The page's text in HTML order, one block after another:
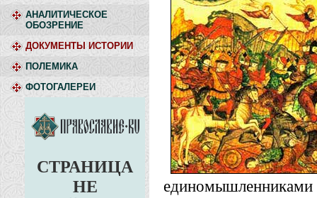
АНАЛИТИЧЕСКОЕ
ОБОЗРЕНИЕ
ДОКУМЕНТЫ ИСТОРИИ
ПОЛЕМИКА
ФОТОГАЛЕРЕИ